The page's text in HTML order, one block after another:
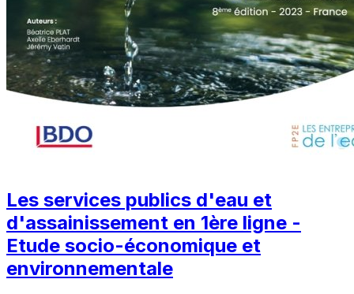
Les services publics d'eau et
d'assainissement en 1ère ligne -
Etude socio-économique et
environnementale